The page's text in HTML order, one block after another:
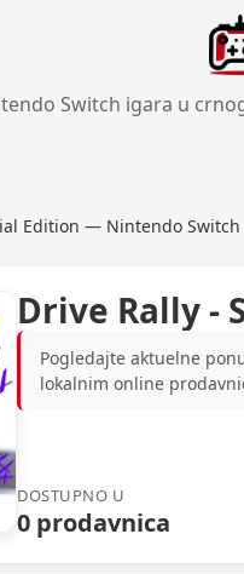
Switch igara u
Edition — Nintendo Switch
Drive Rally -
Pogledajte aktuelne
lokalnim online
DOSTUPNO U
0 prodavnica